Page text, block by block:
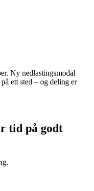
Ny nedlastingsmodal
ett sted – og deling er
tid på godt